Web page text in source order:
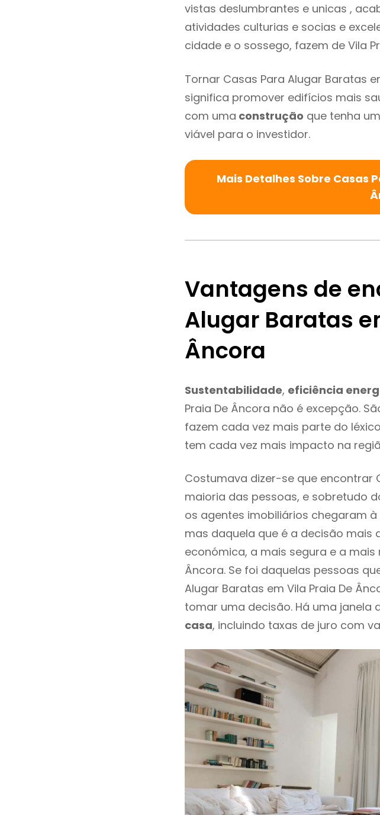
vistas deslumbrantes e unicas ,
atividades culturias e socias e
cidade e o sossego, fazem de Vila
Tornar Casas Para Alugar Baratas
significa promover edifícios mais
com uma construção que tenha
viável para o investidor.
Mais Detalhes Sobre Casas
Vantagens de
Alugar Baratas
Âncora
Sustentabilidade, eficiência
Praia De Âncora não é excepção.
fazem cada vez mais parte do
tem cada vez mais impacto na
Costumava dizer-se que encontrar
maioria das pessoas, e sobretudo
os agentes imobiliários chegaram
mas daquela que é a decisão mais
económica, a mais segura e a mais
Âncora. Se foi daquelas pessoas
Alugar Baratas em Vila Praia De
tomar uma decisão. Há uma janela
casa, incluindo taxas de juro com